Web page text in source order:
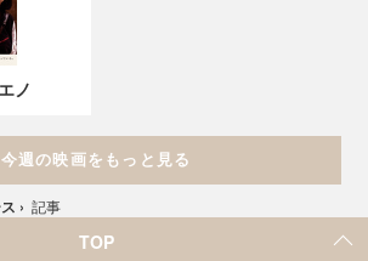
ノ
今週の映画をもっと見る
› 記事
TOP